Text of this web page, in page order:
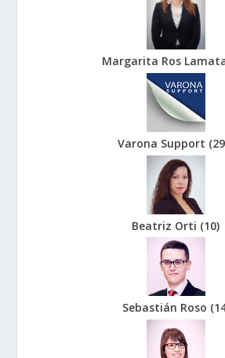
Margarita Ros
Varona Support (
Beatriz Orti (10)
Sebastián Roso (